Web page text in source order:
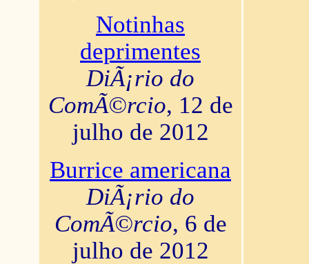
Notinhas
deprimentes
DiÃ¡rio do
ComÃ©rcio, 12 de
julho de 2012
Burrice americana
DiÃ¡rio do
ComÃ©rcio, 6 de
julho de 2012